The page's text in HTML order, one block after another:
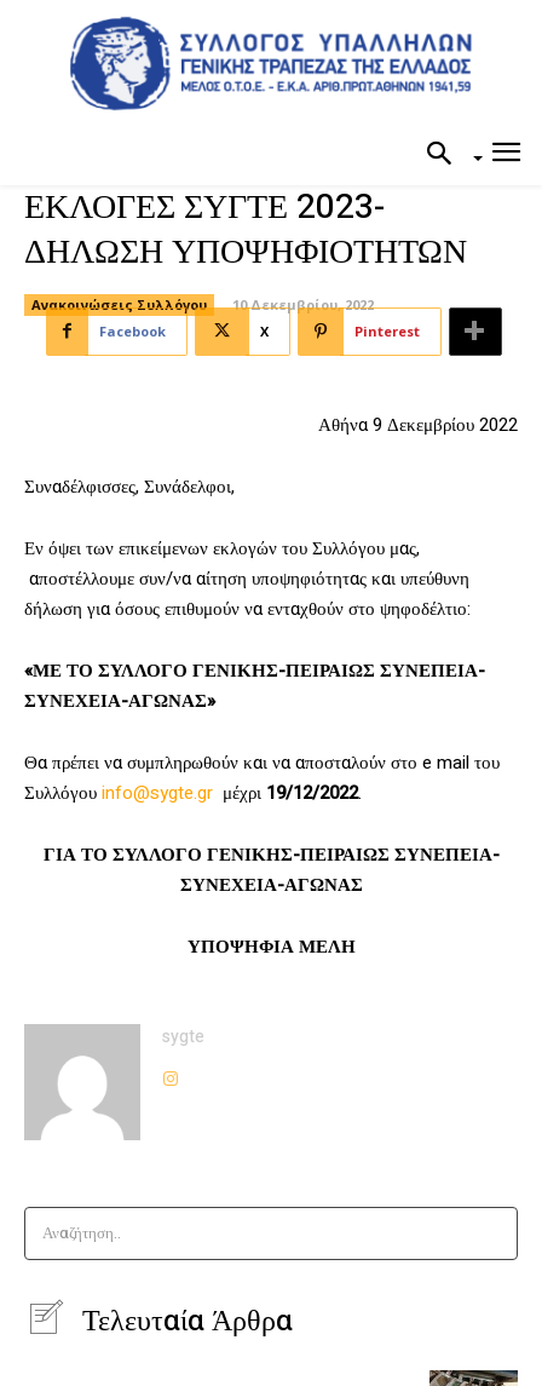
ΕΚΛΟΓΕΣ ΣΥΓΤΕ 2023-
ΔΗΛΩΣΗ ΥΠΟΨΗΦΙΟΤΗΤΩΝ
Ανακοινώσεις Συλλόγου
10 Δεκεμβρίου, 2022
Facebook
X Pinterest
Αθήνα 9 Δεκεμβρίου 2022
Συναδέλφισσες, Συνάδελφοι,
Εν όψει των επικείμενων εκλογών του Συλλόγου μας,
αποστέλλουμε συν/να αίτηση υποψηφιότητας και υπεύθυνη
δήλωση για όσους επιθυμούν να ενταχθούν στο ψηφοδέλτιο:
«ΜΕ ΤΟ ΣΥΛΛΟΓΟ ΓΕΝΙΚΗΣ-ΠΕΙΡΑΙΩΣ ΣΥΝΕΠΕΙΑ-
ΣΥΝΕΧΕΙΑ-ΑΓΩΝΑΣ»
Θα πρέπει να συμπληρωθούν και να αποσταλούν στο e mail του
Συλλόγουinfo@sygte.gr μέχρι 19/12/2022.
ΓΙΑ ΤΟ ΣΥΛΛΟΓΟ ΓΕΝΙΚΗΣ-ΠΕΙΡΑΙΩΣ ΣΥΝΕΠΕΙΑ-
ΣΥΝΕΧΕΙΑ-ΑΓΩΝΑΣ
ΥΠΟΨΗΦΙΑ ΜΕΛΗ
sygte
Αναζήτηση..
Τελευταία Άρθρα